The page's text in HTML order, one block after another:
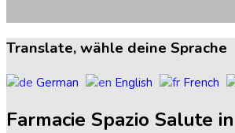
Translate,wähle deine Sprache
German English French
Farmacie Spazio Salute in